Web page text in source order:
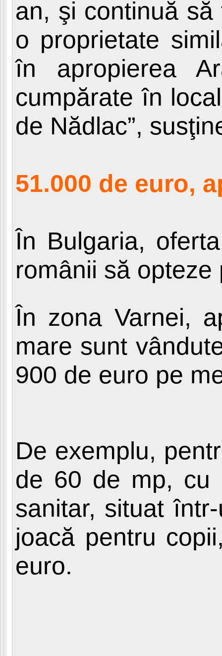
an, şi continuă
o proprietate
în apropierea
cumpărate în
de Nădlac”,
51.000 de euro,
În Bulgaria,
românii să
În zona Varnei,
mare sunt
900 de euro pe
De exemplu,
de 60 de mp, cu
sanitar, situat
joacă pentru
euro.